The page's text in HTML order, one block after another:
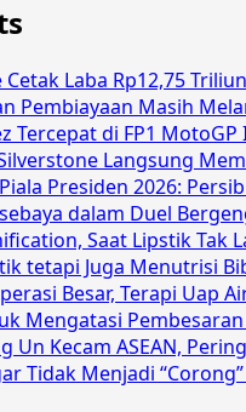
Laba Rp12,75
Pembiayaan Masih
Tercepat di FP1 MotoGP
Langsung
Presiden 2026:
dalam Duel
Saat Lipstik Tak
tetapi Juga Menutrisi
Besar, Terapi Uap
Mengatasi
Un Kecam ASEAN,
Tidak Menjadi